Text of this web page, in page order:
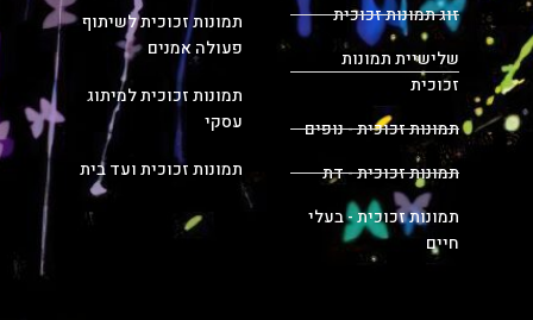
זוג תמונות זכוכית
שלישיית תמונות
זכוכית
תמונות זכוכית - נופים
תמונות זכוכית - דת
תמונות זכוכית - בעלי
חיים
תמונות זכוכית לשיתוף
פעולה אמנים
תמונות זכוכית למיתוג
עסקי
תמונות זכוכית ועד בית